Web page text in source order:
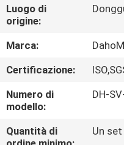
CIRCA
NOI
GIRO
DELLA
FABBRICA
Luogo di
origine:
Marca:
Certificazione:
Numero di
modello:
DH-
Quantità di
Un set